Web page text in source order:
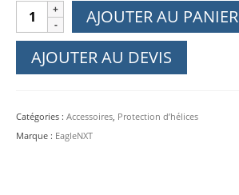
quantité
de
eBee
VISION
(
2
AJOUTER AU PANIER
AJOUTER AU DEVIS
Catégories : Accessoires, Protection d’hélices
Marque : EagleNXT